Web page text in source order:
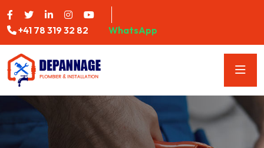
+41 78 319 32 82 WhatsApp